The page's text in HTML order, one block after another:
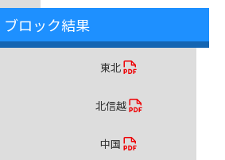
ブロック結果
東北
北信越
中国